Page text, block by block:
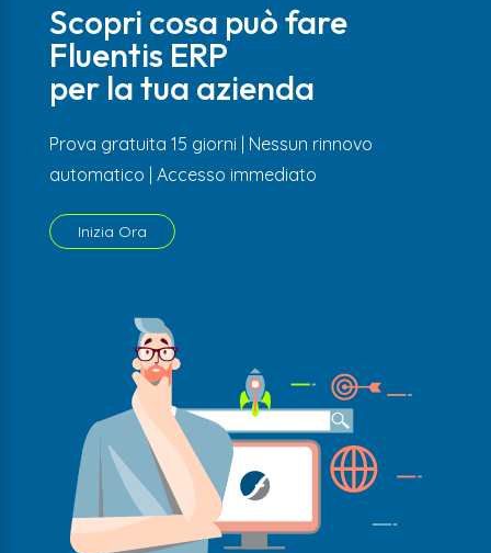
Scopri cosa può fare
Fluentis ERP
per la tua azienda
Prova gratuita 15 giorni | Nessun rinnovo
automatico | Accesso immediato
Inizia Ora